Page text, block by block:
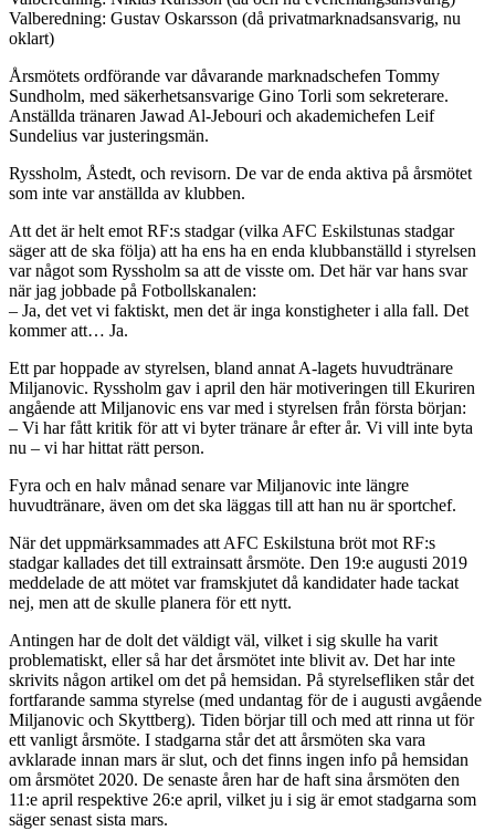
Valberedning: Gustav Oskarsson (då privatmarknadsansvarig, nu
oklart)
Årsmötets ordförande var dåvarande marknadschefen Tommy
Sundholm, med säkerhetsansvarige Gino Torli som sekreterare.
Anställda tränaren Jawad Al-Jebouri och akademichefen Leif
Sundelius var justeringsmän.
Ryssholm, Åstedt, och revisorn. De var de enda aktiva på årsmötet
som inte var anställda av klubben.
Att det är helt emot RF:s stadgar (vilka AFC Eskilstunas stadgar
säger att de ska följa) att ha ens ha en enda klubbanställd i styrelsen
var något som Ryssholm sa att de visste om. Det här var hans svar
när jag jobbade på Fotbollskanalen:
– Ja, det vet vi faktiskt, men det är inga konstigheter i alla fall. Det
kommer att… Ja.
Ett par hoppade av styrelsen, bland annat A-lagets huvudtränare
Miljanovic. Ryssholm gav i april den här motiveringen till Ekuriren
angående att Miljanovic ens var med i styrelsen från första början:
– Vi har fått kritik för att vi byter tränare år efter år. Vi vill inte byta
nu – vi har hittat rätt person.
Fyra och en halv månad senare var Miljanovic inte längre
huvudtränare, även om det ska läggas till att han nu är sportchef.
När det uppmärksammades att AFC Eskilstuna bröt mot RF:s
stadgar kallades det till extrainsatt årsmöte. Den 19:e augusti 2019
meddelade de att mötet var framskjutet då kandidater hade tackat
nej, men att de skulle planera för ett nytt.
Antingen har de dolt det väldigt väl, vilket i sig skulle ha varit
problematiskt, eller så har det årsmötet inte blivit av. Det har inte
skrivits någon artikel om det på hemsidan. På styrelsefliken står det
fortfarande samma styrelse (med undantag för de i augusti avgående
Miljanovic och Skyttberg). Tiden börjar till och med att rinna ut för
ett vanligt årsmöte. I stadgarna står det att årsmöten ska vara
avklarade innan mars är slut, och det finns ingen info på hemsidan
om årsmötet 2020. De senaste åren har de haft sina årsmöten den
11:e april respektive 26:e april, vilket ju i sig är emot stadgarna som
säger senast sista mars.